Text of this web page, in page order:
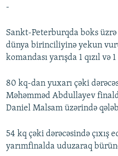
XƏBƏR BÜLLETENLƏRIMIZ
-
Sankt-Peterburqda boks
dünya birinciliyinə yekun
komandası yarışda 1 qızıl və
80 kq-dan yuxarı çəki
Məhəmməd Abdullayev
Daniel Malsam üzərində
54 kq çəki dərəcəsində çıxış
yarımfinalda uduzaraq